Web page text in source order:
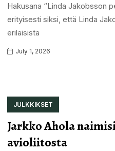
Hakusana “Linda Jakobsson
erityisesti siksi, että Linda
erilaisista
July 1, 2026
JULKKIKSET
Jarkko Ahola
avioliitosta